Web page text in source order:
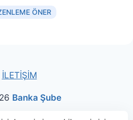
ÖNER
İLETİŞİM
Banka Şube